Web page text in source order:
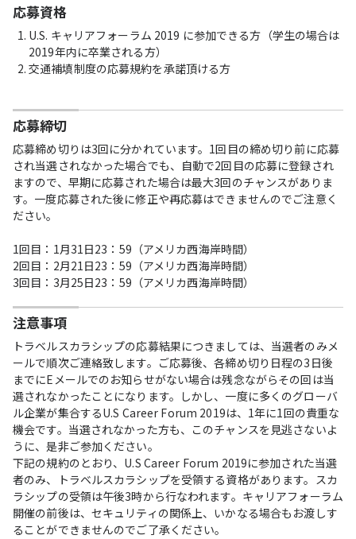
応募資格
U.S. キャリアフォーラム 2019 に参加できる方（学生の場合は
2019年内に卒業される方）
交通補填制度の応募規約を承諾頂ける方
応募締切
応募締め切りは3回に分かれています。1回目の締め切り前に応募
され当選されなかった場合でも、自動で2回目の応募に登録され
ますので、早期に応募された場合は最大3回のチャンスがありま
す。一度応募された後に修正や再応募はできませんのでご注意く
ださい。
1回目：1月31日23：59（アメリカ西海岸時間）
2回目：2月21日23：59（アメリカ西海岸時間）
3回目：3月25日23：59（アメリカ西海岸時間）
注意事項
トラベルスカラシップの応募結果につきましては、当選者のみメ
ールで順次ご連絡致します。ご応募後、各締め切り日程の3日後
までにEメールでのお知らせがない場合は残念ながらその回は当
選されなかったことになります。しかし、一度に多くのグローバ
ル企業が集合するU.S Career Forum 2019は、1年に1回の貴重な
機会です。当選されなかった方も、このチャンスを見逃さないよ
うに、是非ご参加ください。
下記の規約のとおり、U.S Career Forum 2019に参加された当選
者のみ、トラベルスカラシップを受領する資格があります。スカ
ラシップの受領は午後3時から行なわれます。キャリアフォーラム
開催の前後は、セキュリティの関係上、いかなる場合もお渡しす
ることができませんのでご了承ください。